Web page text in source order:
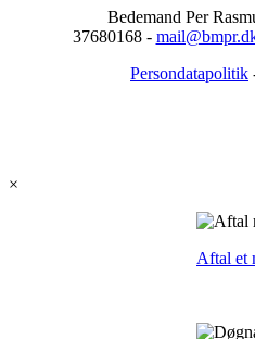
Bedemand Per
37680168 -
Persondatapolitik
×
Aftal et